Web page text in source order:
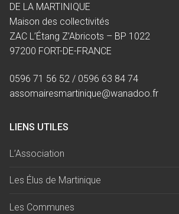
DE LA MARTINIQUE
Maison des collectivités
ZAC L’Étang Z’Abricots – BP 1022
97200 FORT-DE-FRANCE
0596 71 56 52 / 0596 63 84 74
assomairesmartinique@wanadoo.fr
LIENS UTILES
L’Association
Les Élus de Martinique
Les Communes